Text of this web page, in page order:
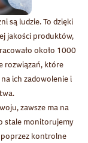
są ludzie. To dzięki
jakości produktów,
około 1000
rozwiązań, które
ich zadowolenie i
zawsze ma na
stale monitorujemy
kontrolne